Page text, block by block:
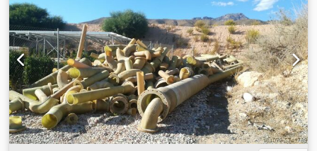
onderhoud, vervanging of uitbreiding van bestaande
installaties. Verkrijgbaar in verschillende maten en
modellen. Direct gebruiksklaar en in goede staat. 8x 150
DN 16 PN EBRO 2x 125 DN 16 PN EBRO 3x 150 DN 16 PN
JET Dkodsy Smtnepfx Agfjr